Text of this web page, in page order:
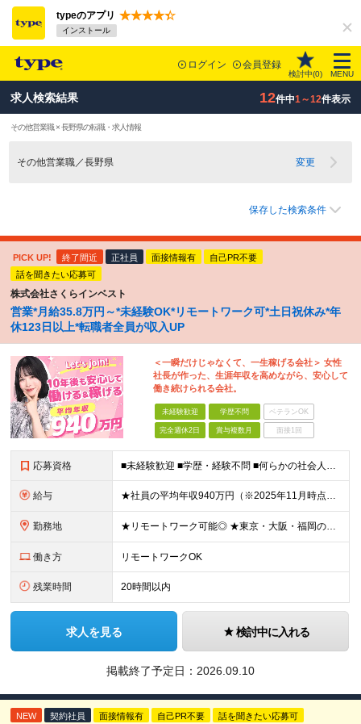
typeのアプリ
インストール
ログイン 会員登録
検討中(0) MENU
求人検索結果 12件中1～12件表示
その他営業職 × 長野県の転職・求人情報
その他営業職／長野県 変更
保存した検索条件
PICK UP! 終了間近 正社員 面接情報有
自己PR不要
話を聞きたい応募可
株式会社さくらインベスト
営業*月給35.8万円～*未経験OK*リモートワーク可*土日祝休み*年
休123日以上*転職者全員が収入UP
＜一瞬だけじゃなくて、一生稼げる会社＞ 女性
社長が作った、生涯年収を高めながら、安心して
働き続けられる会社。
未経験歓迎 学歴不問 ベテランOK
完全週休2日 賞与複数月 面接1回
応募資格 ■未経験歓迎 ■学歴・経験不問 ■何らかの社会人経験がある方 ＜こんな方に向いています！＞ ・頑張った分評価されたい方 ・将来役立つ知識を身につけたい方 ・新しいことを学ぶのが好きな方 ・趣味
給与 ★社員の平均年収940万円（※2025年11月時点） ★転職者は全員収入アップを実現 ★入社半年で昇給した実績あり！ 【営業未経験】 月給35万8,000円～（固定残業代含む）＋インセンティブ ＋賞
勤務地 ★リモートワーク可能◎ ★東京・大阪・福岡の3拠点で募集中／ご希望の勤務地で配属します ★転勤なし ＜東京支店＞ 東京都港区三田1丁目4番28号 三田国際ビル2階 ＜大阪本社＞ 大阪府大阪市北区梅
働き方 リモートワークOK
残業時間 20時間以内
求人を見る 検討中に入れる
掲載終了予定日： 2026.09.10
NEW 契約社員 面接情報有 自己PR不要 話を聞きたい応募可